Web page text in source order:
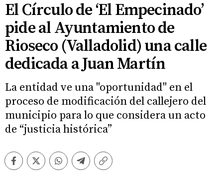
El Círculo de ‘El Empecinado’
pide al Ayuntamiento de
Rioseco (Valladolid) una calle
dedicada a Juan Martín
La entidad ve una "oportunidad" en el
proceso de modificación del callejero del
municipio para lo que considera un acto
de “justicia histórica”
FacebookTwitterWhatsappTelegramCopiar